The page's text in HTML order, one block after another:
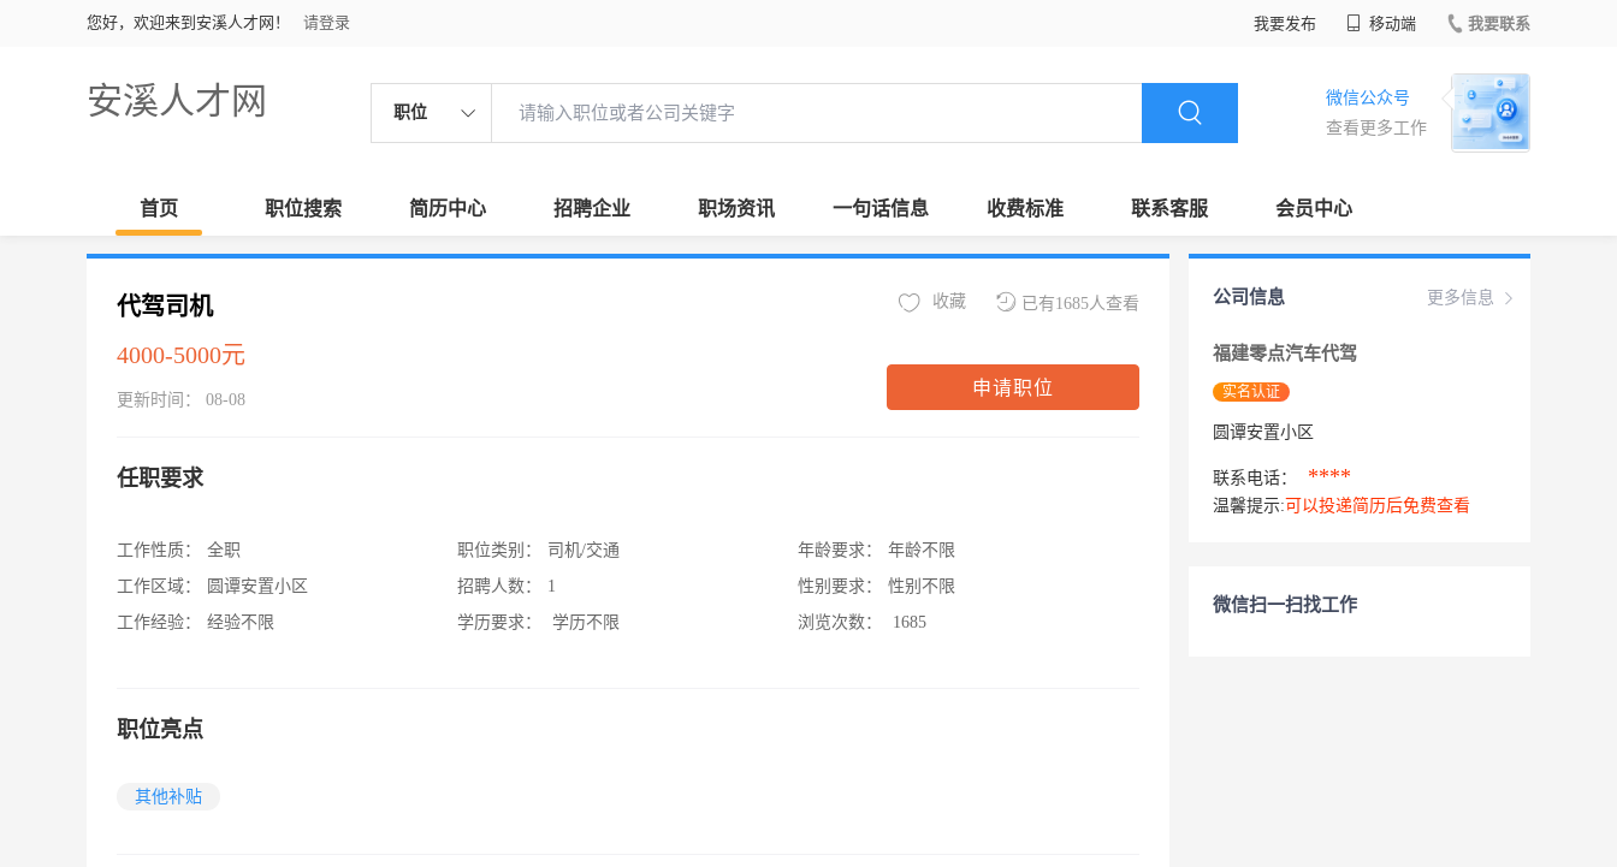
您好，欢迎来到安溪人才网！ 请登录 我要发布 移动端 我要联系
安溪人才网 职位
微信公众号
查看更多工作
首页 职位搜索 简历中心 招聘企业 职场资讯 一句话信息 收费标准 联系客服 会员中心
代驾司机
4000-5000元
更新时间： 08-08
已有1685人查看
收藏
申请职位
任职要求
工作性质：
全职
工作区域：
圆谭安置小区
工作经验：
经验不限
职位类别：
司机/交通
招聘人数：
1
学历要求：
学历不限
年龄要求：
年龄不限
性别要求：
性别不限
浏览次数：
1685
职位亮点
其他补贴
更多信息
公司信息
福建零点汽车代驾
实名认证
圆谭安置小区
联系电话： ****
温馨提示: 可以投递简历后免费查看
微信扫一扫找工作